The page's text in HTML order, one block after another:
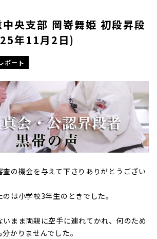
央支部 岡嵜舞姫 初段昇段
年11月2日)
ポート
査の機会を与えて下さりありがとうござい
は小学校3年生のときでした。
まま両親に空手に連れてかれ、何のため
かりませんでした。